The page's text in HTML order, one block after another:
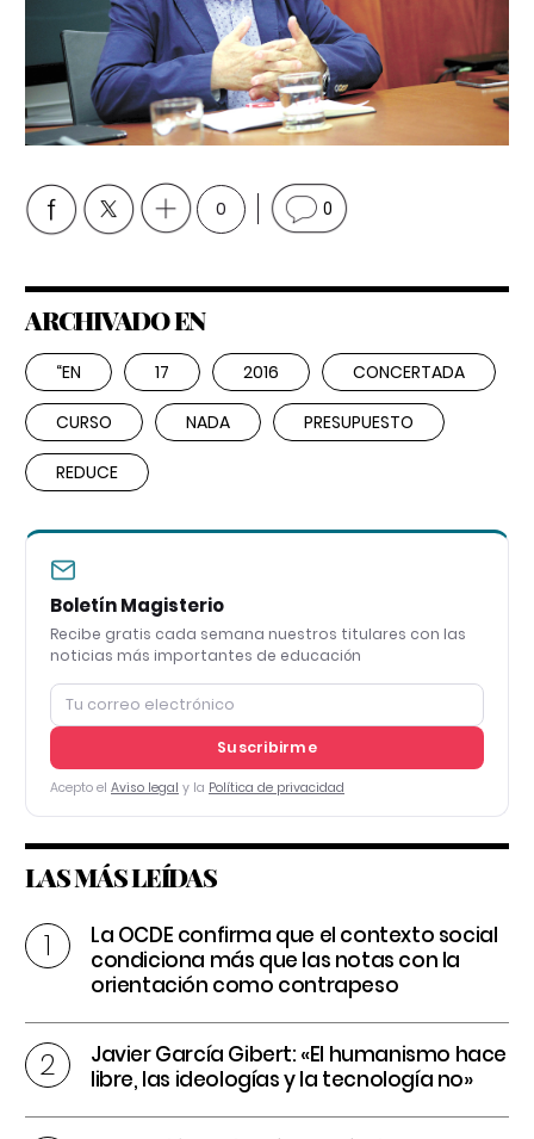
0 0
ARCHIVADO EN
“EN 17 2016 CONCERTADA
CURSO NADA PRESUPUESTO
REDUCE
Boletín Magisterio
Recibe gratis cada semana nuestros titulares con las
noticias más importantes de educación
Suscribirme
Acepto el Aviso legal y la Política de privacidad
LAS MÁS LEÍDAS
La OCDE confirma que el contexto social
condiciona más que las notas con la
orientación como contrapeso
Javier García Gibert: «El humanismo hace
libre, las ideologías y la tecnología no»